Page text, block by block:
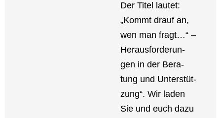
Der Titel lau­tet:
„Kommt drauf an,
wen man fragt…“ –
Her­aus­for­de­run­
gen in der Bera­
tung und Unter­stüt­
zung“. Wir laden
Sie und euch dazu